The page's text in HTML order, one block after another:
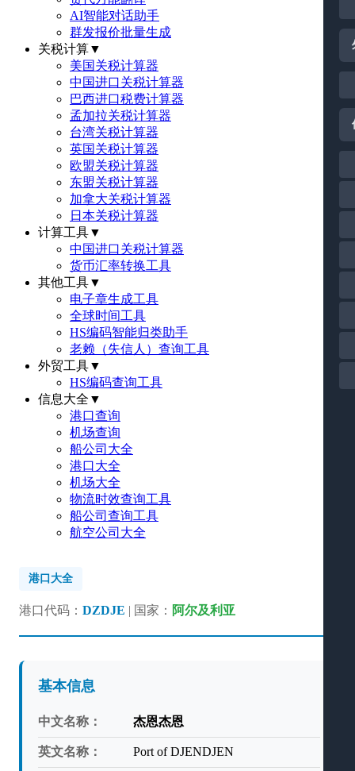
AI智能对话助手
群发报价批量生成
关税计算▼
美国关税计算器
中国进口关税计算器
巴西进口税费计算器
孟加拉关税计算器
台湾关税计算器
英国关税计算器
欧盟关税计算器
东盟关税计算器
加拿大关税计算器
日本关税计算器
计算工具▼
中国进口关税计算器
货币汇率转换工具
其他工具▼
电子章生成工具
全球时间工具
HS编码智能归类助手
老赖（失信人）查询工具
外贸工具▼
HS编码查询工具
信息大全 ▼
港口查询
机场查询
船公司大全
港口大全
机场大全
物流时效查询工具
船公司查询工具
航空公司大全
港口大全
港口代码： DZDJE | 国家： 阿尔及利亚
基本信息
中文名称： 杰恩杰恩
英文名称： Port of DJENDJEN